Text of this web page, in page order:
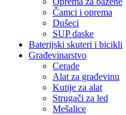
Čamci i oprema
Dušeci
SUP daske
Baterijski skuteri i bicikli
Građevinarstvo
Cerade
Alat za građevinu
Kutije za alat
Strugači za led
Mešalice